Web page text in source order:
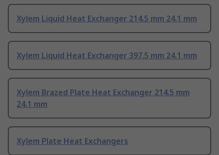
Xylem Liquid Heat Exchanger 214.5 mm 24.1 mm
Xylem Liquid Heat Exchanger 397.5 mm 24.1 mm
Xylem Brazed Plate Heat Exchanger 214.5 mm
24.1 mm
Xylem Plate Heat Exchangers